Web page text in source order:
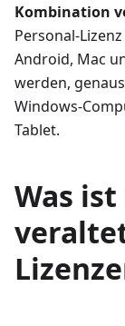
Kombination
Personal-
Android, Mac
werden,
Windows-
Tablet.
Was